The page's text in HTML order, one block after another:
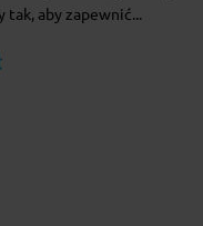
aby zapewnić...